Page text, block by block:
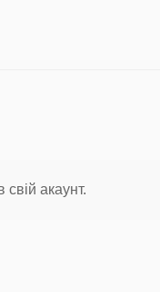
свій акаунт.